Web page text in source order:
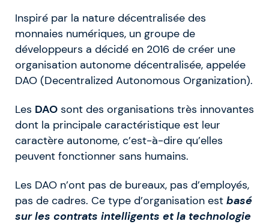
Inspiré par la nature décentralisée des
monnaies numériques, un groupe de
développeurs a décidé en 2016 de créer une
organisation autonome décentralisée, appelée
DAO (Decentralized Autonomous Organization).
Les DAO sont des organisations très innovantes
dont la principale caractéristique est leur
caractère autonome, c’est-à-dire qu’elles
peuvent fonctionner sans humains.
Les DAO n’ont pas de bureaux, pas d’employés,
pas de cadres. Ce type d’organisation est basé
sur les contrats intelligents et la technologie